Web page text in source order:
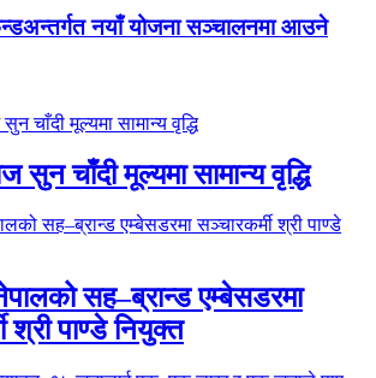
नयाँ योजना सञ्चालनमा आउने
सुन चाँदी मूल्यमा सामान्य वृद्धि
सह–ब्रान्ड एम्बेसडरमा
श्री पाण्डे नियुक्त